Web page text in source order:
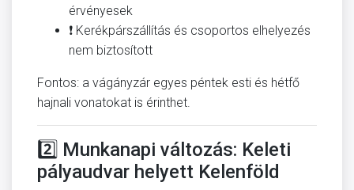
érvényesek
❗ Kerékpárszállítás és csoportos elhelyezés
nem biztosított
Fontos: a vágányzár egyes péntek esti és hétfő
hajnali vonatokat is érinthet.
2️⃣ Munkanapi változás: Keleti
pályaudvar helyett Kelenföld